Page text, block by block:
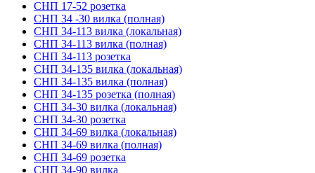
СНП 17-52 розетка
СНП 34 -30 вилка (полная)
СНП 34-113 вилка (локальная)
СНП 34-113 вилка (полная)
СНП 34-113 розетка
СНП 34-135 вилка (локальная)
СНП 34-135 вилка (полная)
СНП 34-135 розетка (полная)
СНП 34-30 вилка (локальная)
СНП 34-30 розетка
СНП 34-69 вилка (локальная)
СНП 34-69 вилка (полная)
СНП 34-69 розетка
СНП 34-90 вилка